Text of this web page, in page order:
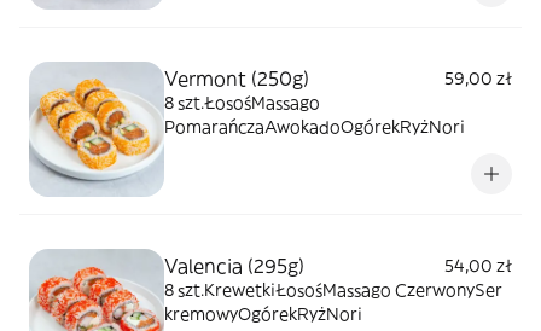
Vermont (250g)
59,00 zł
8 szt.ŁosośMassago
PomarańczaAwokadoOgórekRyżNori
Valencia (295g)
54,00 zł
8 szt.KrewetkiŁosośMassago CzerwonySer
kremowyOgórekRyżNori